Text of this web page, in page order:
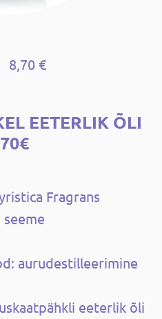
8,70 €
EETERLIK ÕLI
Fragrans
aurudestilleerimine
eeterlik õli